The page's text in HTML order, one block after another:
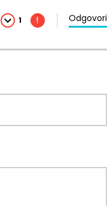
1 ! Odgovori